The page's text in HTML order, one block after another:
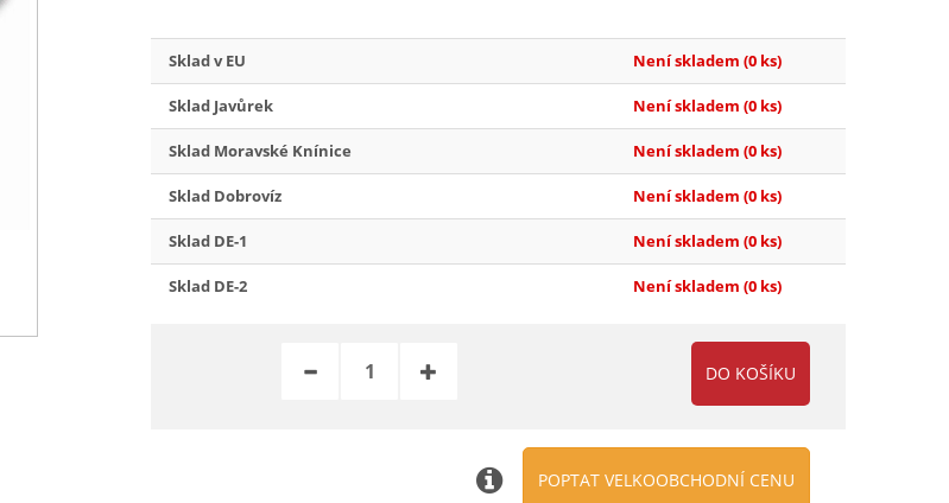
Sklad v EU Není skladem (0 ks)
Sklad Javůrek Není skladem (0 ks)
Sklad Moravské Knínice Není skladem (0 ks)
Sklad Dobrovíz Není skladem (0 ks)
Sklad DE-1 Není skladem (0 ks)
Sklad DE-2 Není skladem (0 ks)
POPTAT VELKOOBCHODNÍ CENU